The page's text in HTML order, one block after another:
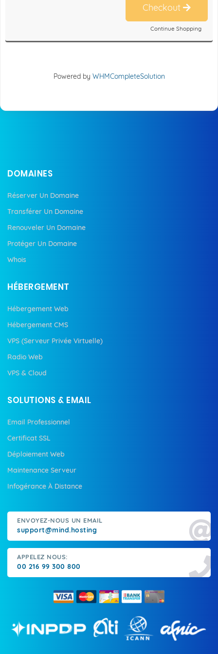
Checkout
Continue Shopping
Powered by WHMCompleteSolution
DOMAINES
Réserver Un Domaine
Transférer Un Domaine
Renouveler Un Domaine
Protéger Un Domaine
Whois
HÉBERGEMENT
Hébergement Web
Hébergement CMS
VPS (Serveur Privée Virtuelle)
Radio Web
VPS & Cloud
SOLUTIONS & EMAIL
Email Professionnel
Certificat SSL
Déploiement Web
Maintenance Serveur
Infogérance À Distance
ENVOYEZ-NOUS UN EMAIL
support@mind.hosting
APPELEZ NOUS:
00 216 99 300 800